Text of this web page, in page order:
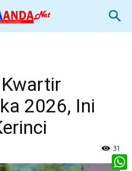
2026, Ini
31